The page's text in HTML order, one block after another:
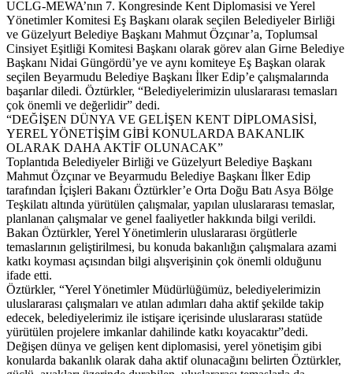
UCLG-MEWA’nın 7. Kongresinde Kent Diplomasisi ve Yerel
Yönetimler Komitesi Eş Başkanı olarak seçilen Belediyeler Birliği
ve Güzelyurt Belediye Başkanı Mahmut Özçınar’a, Toplumsal
Cinsiyet Eşitliği Komitesi Başkanı olarak görev alan Girne Belediye
Başkanı Nidai Güngördü’ye ve aynı komiteye Eş Başkan olarak
seçilen Beyarmudu Belediye Başkanı İlker Edip’e çalışmalarında
başarılar diledi. Öztürkler, “Belediyelerimizin uluslararası temasları
çok önemli ve değerlidir” dedi.
“DEĞİŞEN DÜNYA VE GELİŞEN KENT DİPLOMASİSİ,
YEREL YÖNETİŞİM GİBİ KONULARDA BAKANLIK
OLARAK DAHA AKTİF OLUNACAK”
Toplantıda Belediyeler Birliği ve Güzelyurt Belediye Başkanı
Mahmut Özçınar ve Beyarmudu Belediye Başkanı İlker Edip
tarafından İçişleri Bakanı Öztürkler’e Orta Doğu Batı Asya Bölge
Teşkilatı altında yürütülen çalışmalar, yapılan uluslararası temaslar,
planlanan çalışmalar ve genel faaliyetler hakkında bilgi verildi.
Bakan Öztürkler, Yerel Yönetimlerin uluslararası örgütlerle
temaslarının geliştirilmesi, bu konuda bakanlığın çalışmalara azami
katkı koyması açısından bilgi alışverişinin çok önemli olduğunu
ifade etti.
Öztürkler, “Yerel Yönetimler Müdürlüğümüz, belediyelerimizin
uluslararası çalışmaları ve atılan adımları daha aktif şekilde takip
edecek, belediyelerimiz ile istişare içerisinde uluslararası statüde
yürütülen projelere imkanlar dahilinde katkı koyacaktır”dedi.
Değişen dünya ve gelişen kent diplomasisi, yerel yönetişim gibi
konularda bakanlık olarak daha aktif olunacağını belirten Öztürkler,